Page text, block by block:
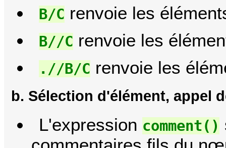
B/C renvoie les
B//C renvoie les
.//B/C renvoie les
b. Sélection d'élément, appel
L'expression comment()